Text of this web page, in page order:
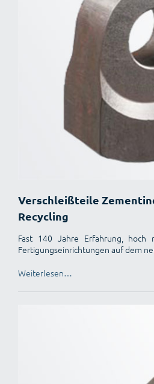
Verschleißteile
Recycling
Fast 140 Jahre Erfahrung, hoch
Fertigungseinrichtungen auf dem
Weiterlesen…